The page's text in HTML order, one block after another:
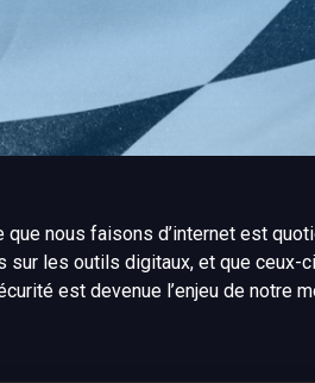
que nous faisons d’internet est
sur les outils digitaux, et que ceux-
est devenue l’enjeu de notre